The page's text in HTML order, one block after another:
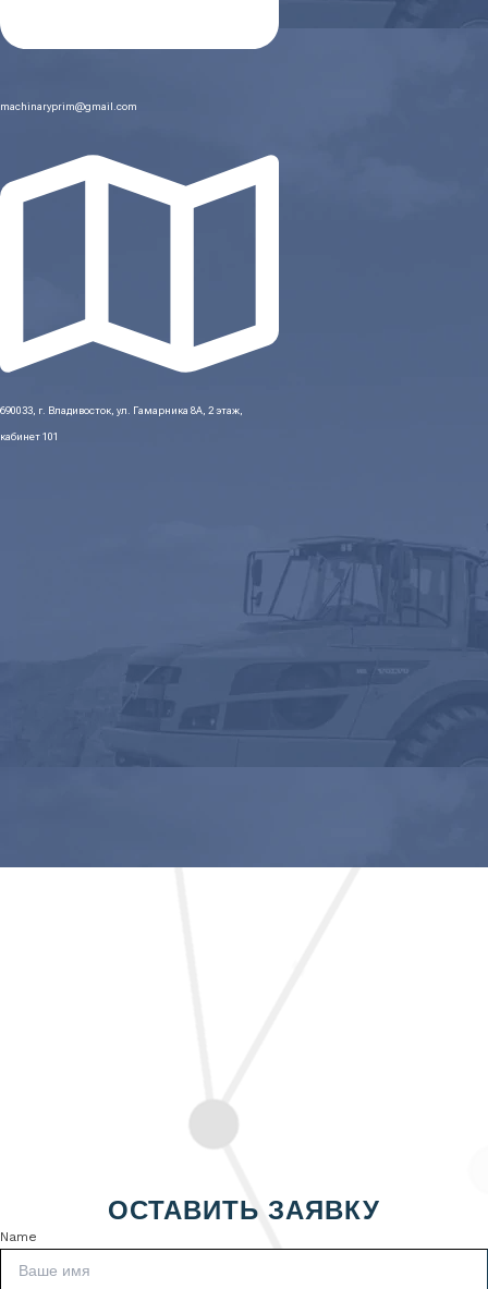
machinaryprim@gmail.com
690033, г. Владивосток, ул. Гамарника 8А, 2 этаж,
кабинет 101
ОСТАВИТЬ ЗАЯВКУ
Name